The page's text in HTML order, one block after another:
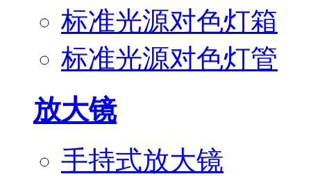
标准光源对色灯箱
标准光源对色灯管
放大镜
手持式放大镜